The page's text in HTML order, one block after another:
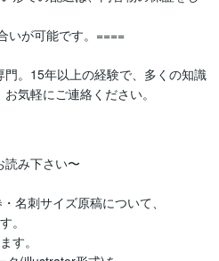
いが可能です。====
。15年以上の経験で、多くの知識
気軽にご連絡ください。
読み下さい〜
名刺サイズ原稿について、
。
す。